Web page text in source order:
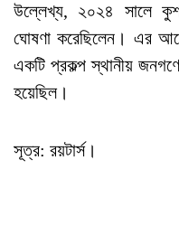
উল্লেখ্য, ২০২৪ সালে
ঘোষণা করেছিলেন। এর আগে
একটি প্রকল্প স্থানীয়
হয়েছিল।
সূত্র: রয়টার্স।